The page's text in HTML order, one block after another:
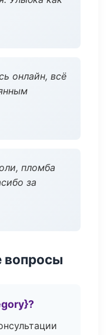
онлайн, всё
пломба
за
вопросы